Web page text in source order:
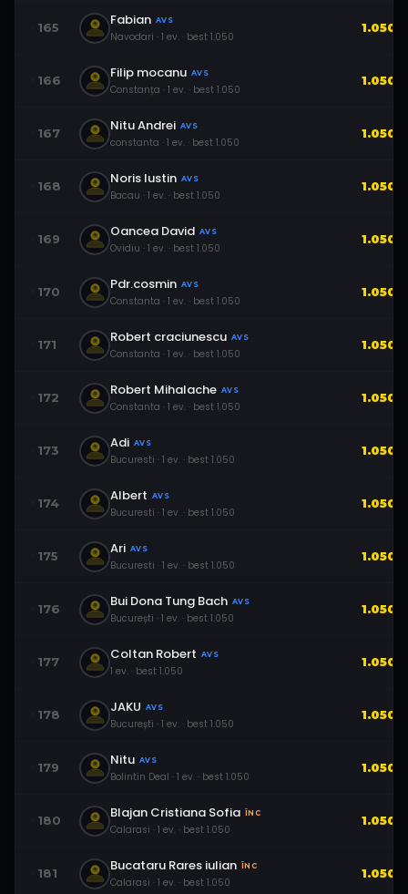
165 Fabian AVS
Navodari · 1 ev. · best 1.050
1.050
166 Filip mocanu AVS
Constanța · 1 ev. · best 1.050
1.050
167 Nitu Andrei AVS
constanta · 1 ev. · best 1.050
1.050
168 Noris Iustin AVS
Bacau · 1 ev. · best 1.050
1.050
169 Oancea David AVS
Ovidiu · 1 ev. · best 1.050
1.050
170 Pdr.cosmin AVS
Constanta · 1 ev. · best 1.050
1.050
171 Robert craciunescu AVS
Constanta · 1 ev. · best 1.050
1.050
172 Robert Mihalache AVS
Constanta · 1 ev. · best 1.050
1.050
173 Adi AVS
Bucuresti · 1 ev. · best 1.050
1.050
174 Albert AVS
Bucuresti · 1 ev. · best 1.050
1.050
175 Ari AVS
Bucuresti · 1 ev. · best 1.050
1.050
176 Bui Dona Tung Bach AVS
București · 1 ev. · best 1.050
1.050
177 Coltan Robert AVS
1 ev. · best 1.050
1.050
178 JAKU AVS
București · 1 ev. · best 1.050
1.050
179 Nitu AVS
Bolintin Deal · 1 ev. · best 1.050
1.050
180 Blajan Cristiana Sofia ÎNC
Calarasi · 1 ev. · best 1.050
1.050
181 Bucataru Rares iulian ÎNC
Calarasi · 1 ev. · best 1.050
1.050